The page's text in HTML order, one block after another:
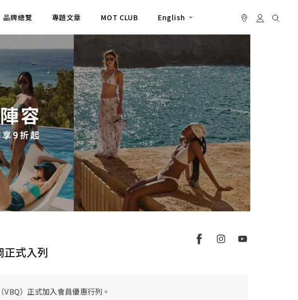
品牌總覽 專題文章 MOT CLUB English
式入列
）正式加入會員優惠行列。